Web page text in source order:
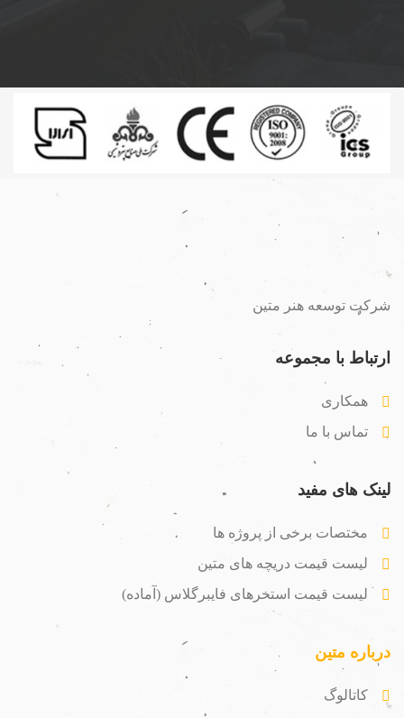
شرکت توسعه هنر متین
ارتباط با مجموعه
همکاری
تماس با ما
لینک های مفید
مختصات برخی از پروژه ها
لیست قیمت دریچه های متین
لیست قیمت استخرهای فایبرگلاس (آماده)
درباره متین
کاتالوگ